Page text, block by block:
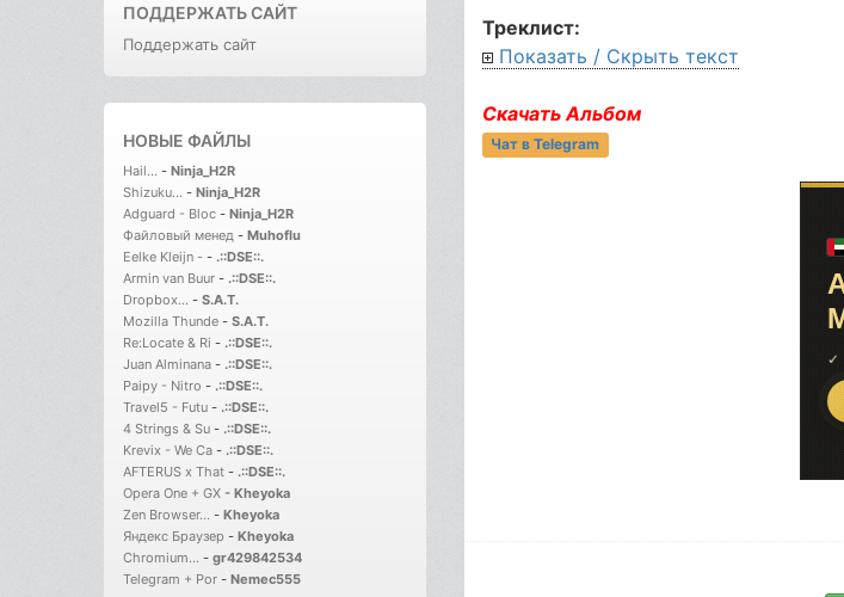
ПОДДЕРЖАТЬ САЙТ
Поддержать сайт
НОВЫЕ ФАЙЛЫ
Hail... - Ninja_H2R
Shizuku... - Ninja_H2R
Adguard - Bloc - Ninja_H2R
Файловый менед - Muhoflu
Eelke Kleijn - - .::DSE::.
Armin van Buur - .::DSE::.
Dropbox... - S.A.T.
Mozilla Thunde - S.A.T.
Re:Locate & Ri - .::DSE::.
Juan Alminana - .::DSE::.
Paipy - Nitro - .::DSE::.
Travel5 - Futu - .::DSE::.
4 Strings & Su - .::DSE::.
Krevix - We Ca - .::DSE::.
AFTERUS x That - .::DSE::.
Opera One + GX - Kheyoka
Zen Browser... - Kheyoka
Яндекс Браузер - Kheyoka
Chromium... - gr429842534
Telegram + Por - Nemec555
Треклист:
Показать / Скрыть текст
Скачать Альбом
Чат в Telegram